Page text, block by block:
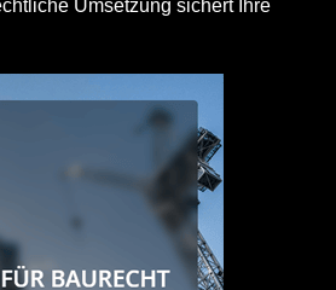
Umsetzung sichert Ihre